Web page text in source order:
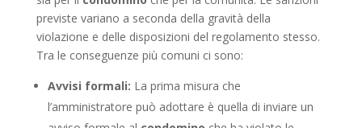
previste variano a seconda della gravità della
violazione e delle disposizioni del regolamento stesso.
Tra le conseguenze più comuni ci sono:
Avvisi formali: La prima misura che
l’amministratore può adottare è quella di inviare un